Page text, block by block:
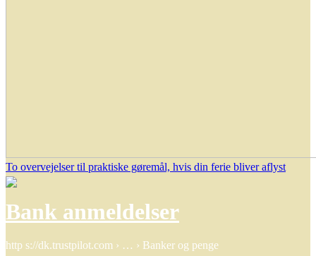
To overvejelser til praktiske gøremål, hvis din ferie bliver aflyst
Bank anmeldelser
http s://dk.trustpilot.com › … › Banker og penge